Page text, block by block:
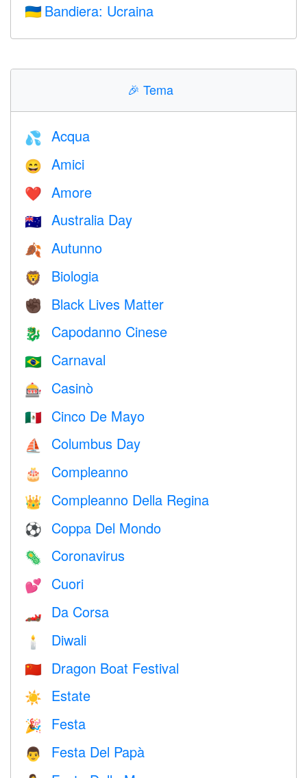
🇺🇦 Bandiera: Ucraina
🎉 Tema
💦 Acqua
😄 Amici
❤️️ Amore
🇦🇺 Australia Day
🍂 Autunno
🦁 Biologia
✊🏿 Black Lives Matter
🐉 Capodanno Cinese
🇧🇷 Carnaval
🎰 Casinò
🇲🇽 Cinco De Mayo
⛵️ Columbus Day
🎂 Compleanno
👑 Compleanno Della Regina
⚽ Coppa Del Mondo
🦠 Coronavirus
💕 Cuori
🏎 Da Corsa
🕯 Diwali
🇨🇳 Dragon Boat Festival
☀️ Estate
🎉 Festa
👨 Festa Del Papà